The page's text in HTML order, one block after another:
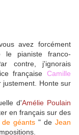
avez forcément
le pianiste franco-
contre, j'ignorais
française Camille
justement. Honte sur
d'Amélie Poulain
en français sur des
géants " deJean